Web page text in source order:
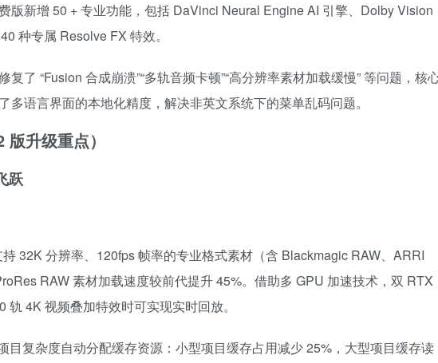
版新增 50 + 专业功能，包括 DaVinci Neural Engine AI 引擎、Dolby Vision
种专属 Resolve FX 特效。
了 “Fusion 合成崩溃”“多轨音频卡顿”“高分辨率素材加载缓慢” 等问题，核
多语言界面的本地化精度，解决非英文系统下的菜单乱码问题。
升级重点）
跃
32K 分辨率、120fps 帧率的专业格式素材（含 Blackmagic RAW、ARRI
RAW 素材加载速度较前代提升 45%。借助多 GPU 加速技术，双 RTX
4K 视频叠加特效时可实现实时回放。
目复杂度自动分配缓存资源：小型项目缓存占用减少 25%，大型项目缓存读